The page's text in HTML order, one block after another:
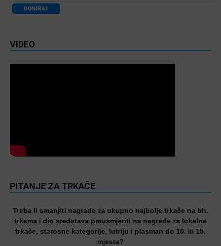
VIDEO
PITANJE ZA TRKAČE
Treba li smanjiti nagrade za ukupno najbolje trkače na bh.
trkama i dio sredstava preusmjeriti na nagrade za lokalne
trkače, starosne kategorije, lutriju i plasman do 10. ili 15.
mjesta?